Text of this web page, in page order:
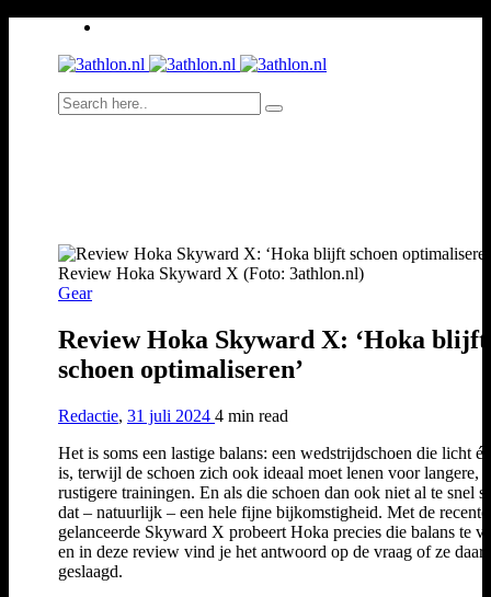
Review Hoka Skyward X (Foto: 3athlon.nl)
Gear
Review Hoka Skyward X: ‘Hoka blijft
schoen optimaliseren’
Redactie, 31 juli 2024 4 min read
Het is soms een lastige balans: een wedstrijdschoen die licht
is, terwijl de schoen zich ook ideaal moet lenen voor langere,
rustigere trainingen. En als die schoen dan ook niet al te snel
dat – natuurlijk – een hele fijne bijkomstigheid. Met de
gelanceerde Skyward X probeert Hoka precies die balans te
en in deze review vind je het antwoord op de vraag of ze
geslaagd.